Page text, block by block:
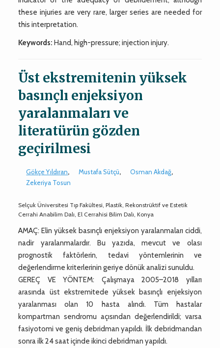
these injuries are very rare, larger series are needed for
this interpretation.
Keywords: Hand, high-pressure; injection injury.
Üst ekstremitenin yüksek
basınçlı enjeksiyon
yaralanmaları ve
literatürün gözden
geçirilmesi
Gökçe Yıldıran, Mustafa Sütçü, Osman Akdağ,
Zekeriya Tosun
Selçuk Üniversitesi Tıp Fakültesi, Plastik, Rekonstrüktif ve Estetik
Cerrahi Anabilim Dalı, El Cerrahisi Bilim Dalı, Konya
AMAÇ: Elin yüksek basınçlı enjeksiyon yaralanmaları ciddi,
nadir yaralanmalardır. Bu yazıda, mevcut ve olası
prognostik faktörlerin, tedavi yöntemlerinin ve
değerlendirme kriterlerinin geriye dönük analizi sunuldu.
GEREÇ VE YÖNTEM: Çalışmaya 2005–2018 yılları
arasında üst ekstremitede yüksek basınçlı enjeksiyon
yaralanması olan 10 hasta alındı. Tüm hastalar
kompartman sendromu açısından değerlendirildi; varsa
fasiyotomi ve geniş debridman yapıldı. İlk debridmandan
sonra ilk 24 saat içinde ikinci debridman yapıldı.